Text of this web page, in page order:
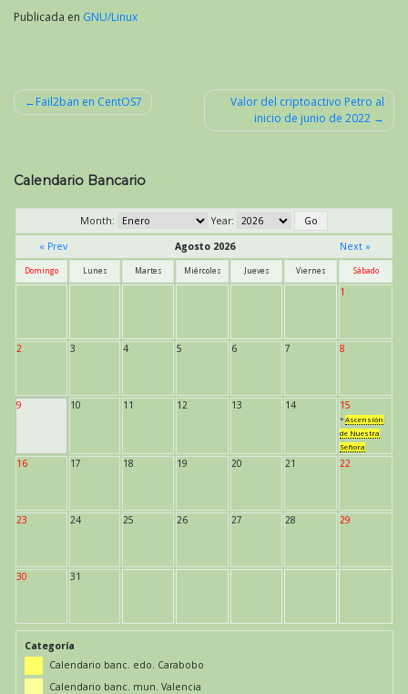
Publicada en GNU/Linux
entradas
Fail2ban en CentOS7
Valor del criptoactivo Petro al
inicio de junio de 2022
Calendario Bancario
Month:
Year:
« Prev
Agosto 2026 Next »
Domingo Lunes Martes Miércoles Jueves Viernes Sábado
1
2 3 4 5 6 7 8
9 10 11 12 13 14 15
* Ascensión
de Nuestra
Señora
16 17 18 19 20 21 22
23 24 25 26 27 28 29
30 31
Categoría
Calendario banc. edo. Carabobo
Calendario banc. mun. Valencia